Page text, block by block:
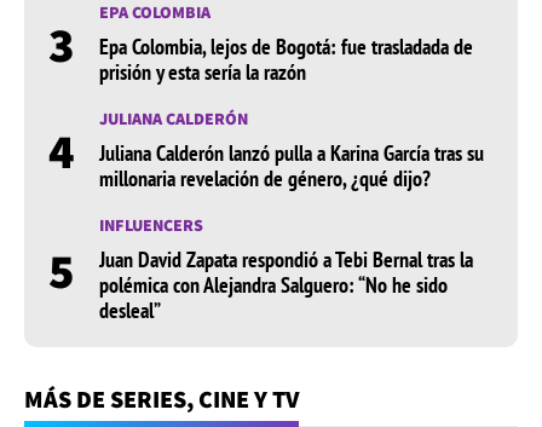
3 EPA COLOMBIA
Epa Colombia, lejos de Bogotá: fue trasladada de
prisión y esta sería la razón
4 JULIANA CALDERÓN
Juliana Calderón lanzó pulla a Karina García tras su
millonaria revelación de género, ¿qué dijo?
5
INFLUENCERS
Juan David Zapata respondió a Tebi Bernal tras la
polémica con Alejandra Salguero: “No he sido
desleal”
MÁS DE SERIES, CINE Y TV